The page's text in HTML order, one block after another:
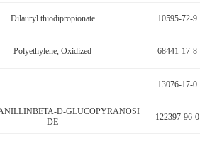
Dilauryl thiodipropionate 10595-72-9
Polyethylene, Oxidized 68441-17-8
13076-17-0
D-GLUCOPYRANOSI
DE
122397-96-0